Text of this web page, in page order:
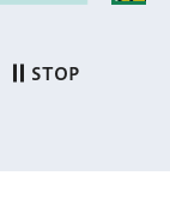
次のスライドを表
STOP